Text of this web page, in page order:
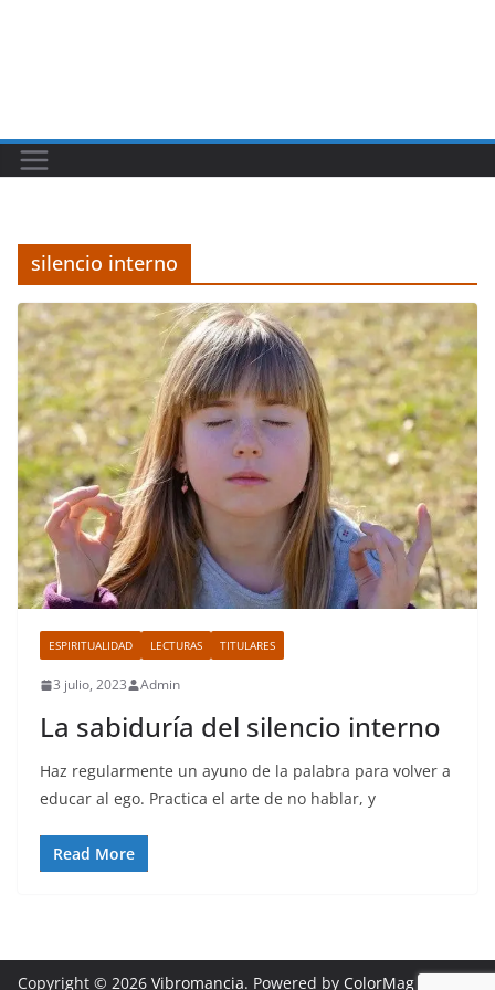
silencio interno
ESPIRITUALIDAD LECTURAS TITULARES
3 julio, 2023 Admin
La sabiduría del silencio interno
Haz regularmente un ayuno de la palabra para volver a
educar al ego. Practica el arte de no hablar, y
Read More
Copyright © 2026 Vibromancia. Powered by ColorMag